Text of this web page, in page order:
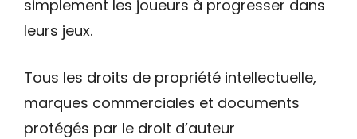
simplement les joueurs à progresser dans
leurs jeux.
Tous les droits de propriété intellectuelle,
marques commerciales et documents
protégés par le droit d’auteur